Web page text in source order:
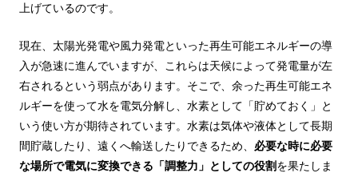
上げているのです。
現在、太陽光発電や風力発電といった再生可能エネルギーの導
入が急速に進んでいますが、これらは天候によって発電量が左
右されるという弱点があります。そこで、余った再生可能エネ
ルギーを使って水を電気分解し、水素として「貯めておく」と
いう使い方が期待されています。水素は気体や液体として長期
間貯蔵したり、遠くへ輸送したりできるため、 必要な時に必要
な場所で電気に変換できる「調整力」としての役割を果たしま